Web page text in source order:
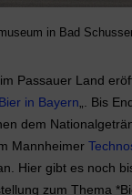
in Bad
Passauer Land
Bier in Bayern „. Bis
dem
Mannheimer
Hier gibt es noch
zum Thema